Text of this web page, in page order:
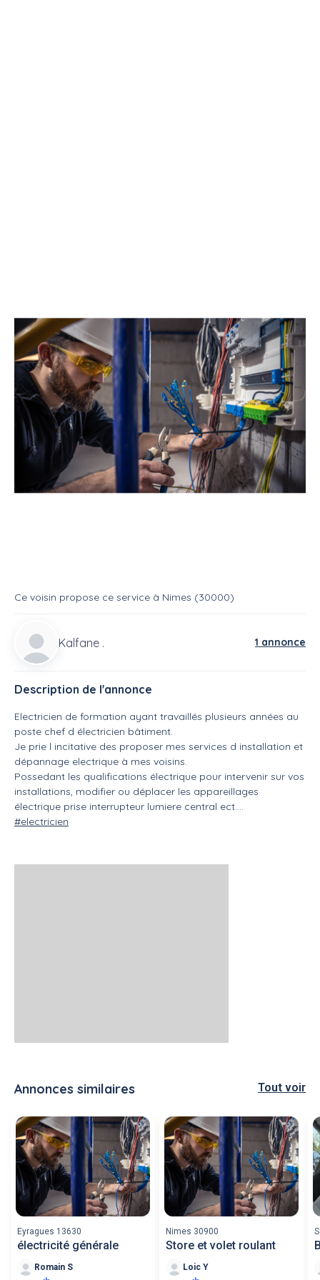
Service Bricoleur Electricien
Service : Electricien
Service Electricien
Ce voisin propose ce service à Nimes (30000)
Kalfane . 1 annonce
Description de l'annonce
Electricien de formation ayant travaillés plusieurs années au
poste chef d électricien bâtiment.
Je prie l incitative des proposer mes services d installation et
dépannage electrique à mes voisins.
Possedant les qualifications électrique pour intervenir sur vos
installations, modifier ou déplacer les appareillages
électrique prise interrupteur lumiere central ect....
#electricien
Annonces similaires Tout voir
Eyragues 13630
électricité générale
Romain S
Nimes 30900
Store et volet roulant
Loic Y